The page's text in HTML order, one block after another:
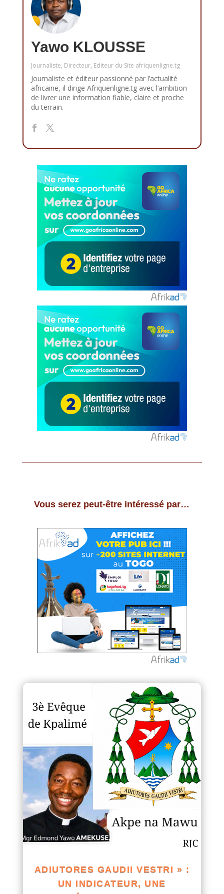
Yawo KLOUSSE
Journaliste, Directeur, Editeur du Site afriquenligne.tg
Journaliste et éditeur passionné par l’actualité
africaine, il dirige Afriquenligne.tg avec l’ambition
de livrer une information fiable, claire et proche
du terrain.
Vous serez peut-être intéressé par…
ADIUTORES GAUDII VESTRI » :
UN INDICATEUR, UNE